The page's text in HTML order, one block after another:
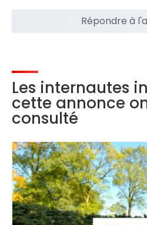
Répondre à
Les internautes
cette annonce
consulté